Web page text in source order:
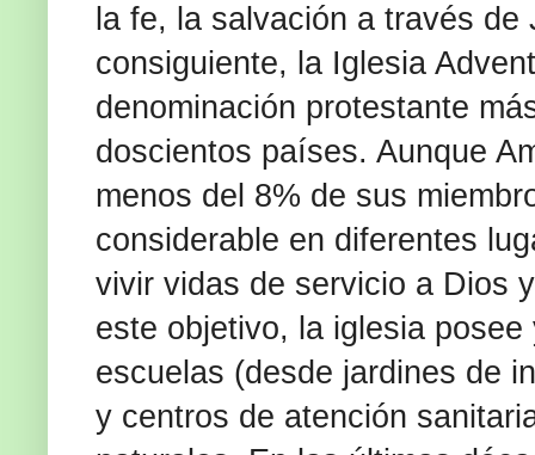
la fe, la salvación a través
consiguiente, la Iglesia
denominación protestante
doscientos países. Aunque
menos del 8% de sus
considerable en diferentes
vivir vidas de servicio a Dios
este objetivo, la iglesia
escuelas (desde jardines de
y centros de atención